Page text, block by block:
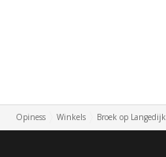
Opiness Winkels Broek op Langedijk